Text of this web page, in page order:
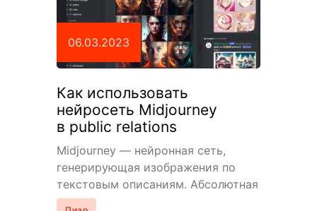
Как использовать
нейросеть Midjourney
в public relations
Midjourney — нейронная сеть,
генерирующая изображения по
текстовым описаниям. Абсолютная
фантастика, если честно. И
06.03.2023